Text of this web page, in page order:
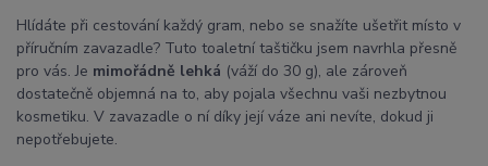
Hlídáte při cestování každý gram, nebo se snažíte ušetřit místo v
příručním zavazadle? Tuto toaletní taštičku jsem navrhla přesně
pro vás. Je mimořádně lehká (váží do 30 g), ale zároveň
dostatečně objemná na to, aby pojala všechnu vaši nezbytnou
kosmetiku. V zavazadle o ní díky její váze ani nevíte, dokud ji
nepotřebujete.